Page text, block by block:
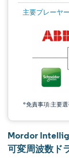
主要プレーヤー
*免責事項:主要
画像 © Mordor
Mordor
可変周波数ド